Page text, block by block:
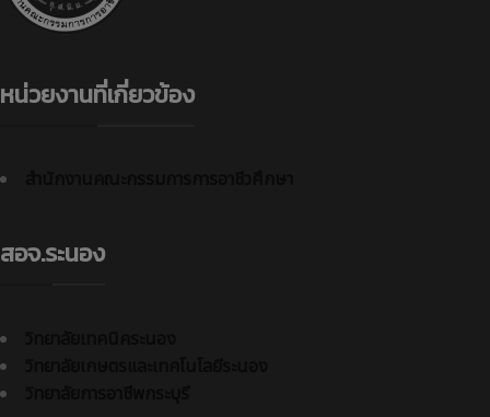
หน่วยงานที่เกี่ยวข้อง
สอจ.ระนอง